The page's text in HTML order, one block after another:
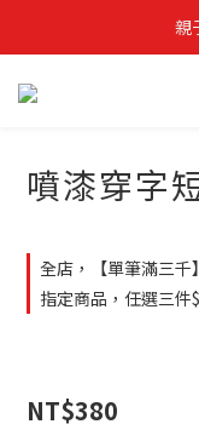
親
親
貼
親
噴漆穿字
全店，【單筆滿三千
指定商品，任選三件
NT$380